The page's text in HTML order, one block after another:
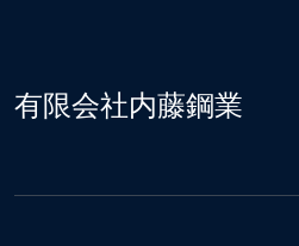
有限会社内藤鋼業